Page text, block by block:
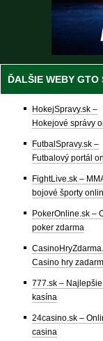
ĎALŠIE WEBY GTO
HokejSpravy.sk –
Hokejové správy
FutbalSpravy.sk –
Futbalový portál
FightLive.sk –
bojové športy
PokerOnline.sk –
poker zdarma
Casino hry
777.sk –
kasína
24casino.sk –
casina